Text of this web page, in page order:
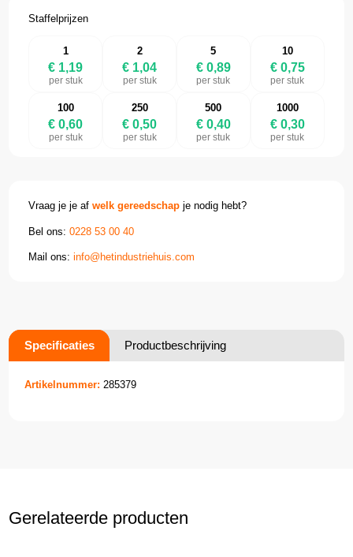
Staffelprijzen
1
€ 1,19
per stuk
2
€ 1,04
per stuk
5
€ 0,89
per stuk
10
€ 0,75
per stuk
100
€ 0,60
per stuk
250
€ 0,50
per stuk
500
€ 0,40
per stuk
1000
€ 0,30
per stuk
Vraag je je afwelk gereedschap je nodig hebt?
Bel ons:0228 53 00 40
Mail ons:info@hetindustriehuis.com
Specificaties Productbeschrijving
Artikelnummer: 285379
Gerelateerde producten